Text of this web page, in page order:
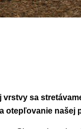
vrstvy sa
otepľovanie našej